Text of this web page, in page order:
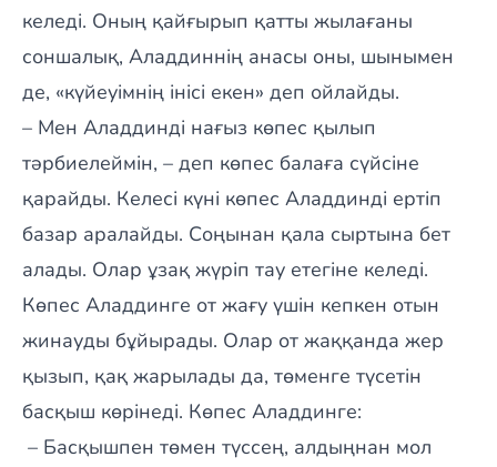
келеді. Оның қайғырып қатты жылағаны
соншалық, Аладдиннің анасы оны, шынымен
де, «күйеуімнің інісі екен» деп ойлайды.
– Мен Аладдинді нағыз көпес қылып
тәрбиелеймін, – деп көпес балаға сүйсіне
қарайды. Келесі күні көпес Аладдинді ертіп
базар аралайды. Соңынан қала сыртына бет
алады. Олар ұзақ жүріп тау етегіне келеді.
Көпес Аладдинге от жағу үшін кепкен отын
жинауды бұйырады. Олар от жаққанда жер
қызып, қақ жарылады да, төменге түсетін
басқыш көрінеді. Көпес Аладдинге:
– Басқышпен төмен түссең, алдыңнан мол